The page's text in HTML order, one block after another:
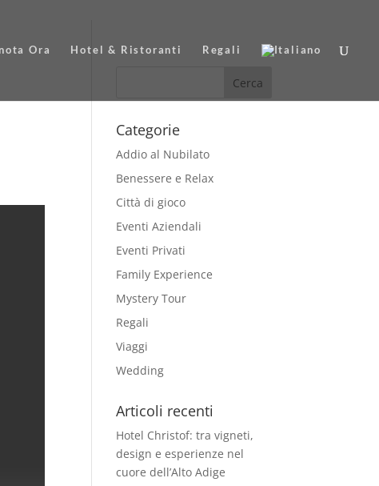
Ora Hotel & Ristoranti Regali
Categorie
Addio al Nubilato
Benessere e Relax
Città di gioco
Eventi Aziendali
Eventi Privati
Family Experience
Mystery Tour
Regali
Viaggi
Wedding
Articoli recenti
Hotel Christof: tra vigneti,
design e esperienze nel
cuore dell’Alto Adige